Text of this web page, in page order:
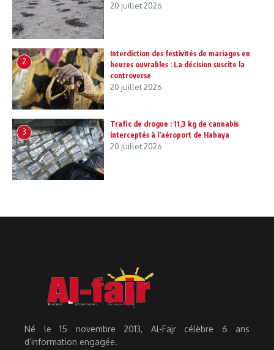
20 juillet 2026
2
Interdiction des festivités de mariages en
heures ouvrables : La décision suscite la
controverse
20 juillet 2026
3
Trafic de drogue : 11,3 kg de cannabis
interceptés à l’aéroport de Hahaya
20 juillet 2026
Né le 15 novembre 2013, Al-Fajr célèbre 6 ans
d’information engagée.